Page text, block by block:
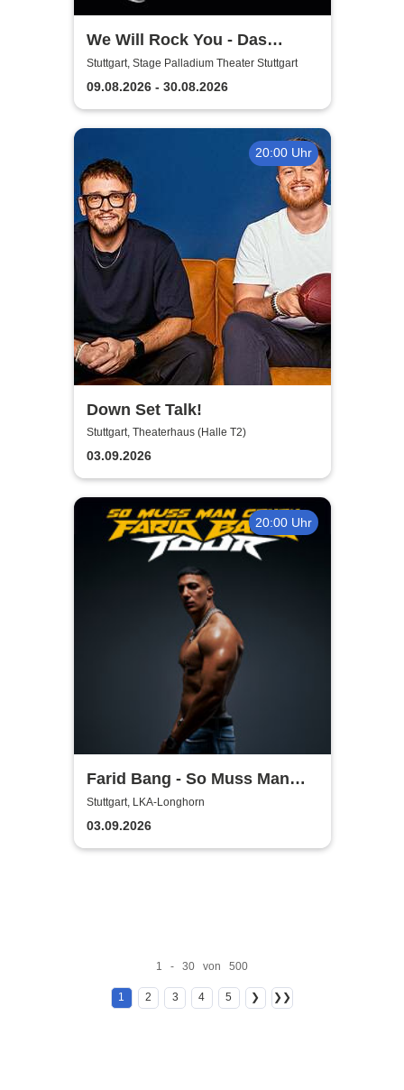
We Will Rock You - Das
Musical in Stuttgart
Stuttgart, Stage Palladium Theater Stuttgart
09.08.2026 - 30.08.2026
20:00 Uhr
Down Set Talk!
Stuttgart, Theaterhaus (Halle T2)
03.09.2026
20:00 Uhr
Farid Bang - So Muss Man
Gehen - Tour 2026
Stuttgart, LKA-Longhorn
03.09.2026
1 - 30 von 500
1 2 3 4 5 ❯ ❯❯